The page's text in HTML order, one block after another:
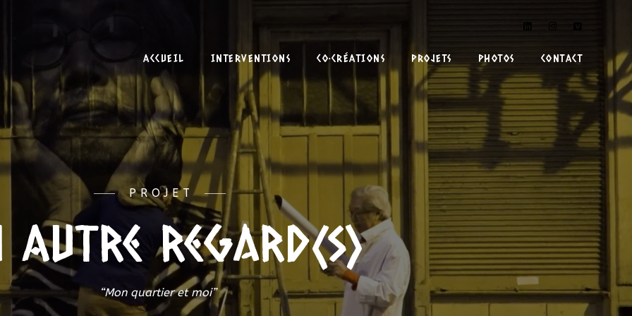
ACCUEIL INTERVENTIONS CO•CRÉATIONS PROJETS PHOTOS CONTACT
PROJET
Autre regard(s)
“Mon quartier et moi”